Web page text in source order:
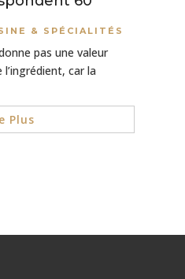
& SPÉCIALITÉS
pas une valeur
car la
Plus